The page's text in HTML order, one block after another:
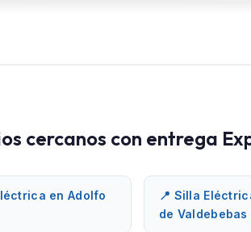
cercanos con entrega
en Adolfo
📍 Silla
de Valdebebas